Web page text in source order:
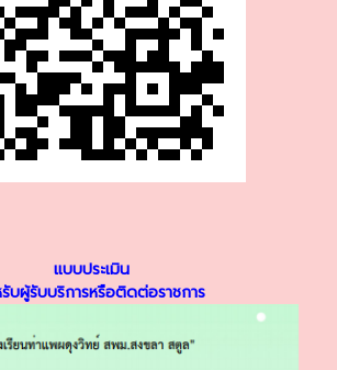
แบบประเมิน
บผู้รับบริการหรือติดต่อราชการ